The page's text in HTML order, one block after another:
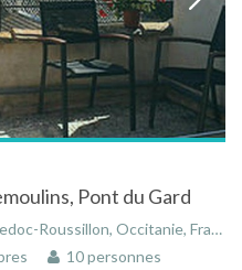
Pont du Gard
Roussillon, Occitanie, France
10 personnes